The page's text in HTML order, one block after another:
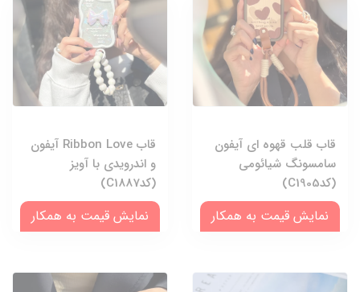
قاب قلب قهوه ای آیفون
سامسونگ شیائومی
(کدC1905)
نمایش قیمت به همکار
قاب Ribbon Love آیفون
و اندرویدی با آویز
(کدC1887)
نمایش قیمت به همکار